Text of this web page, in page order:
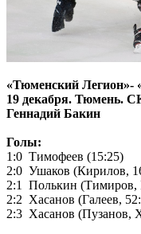
«Тюменский Легион»-
19 декабря. Тюмень.
Геннадий Бакин
Голы:
1:0 Тимофеев (15:25)
2:0 Ушаков (Кирилов,
2:1 Полькин (Тимиров,
2:2 Хасанов (Галеев,
2:3 Хасанов (Пузанов,